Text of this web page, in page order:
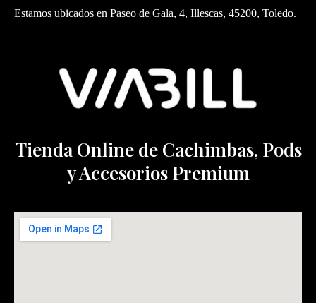
Estamos ubicados en Paseo de Gala, 4, Illescas, 45200, Toledo.
Tienda Online de Cachimbas, Pods
y Accesorios Premium